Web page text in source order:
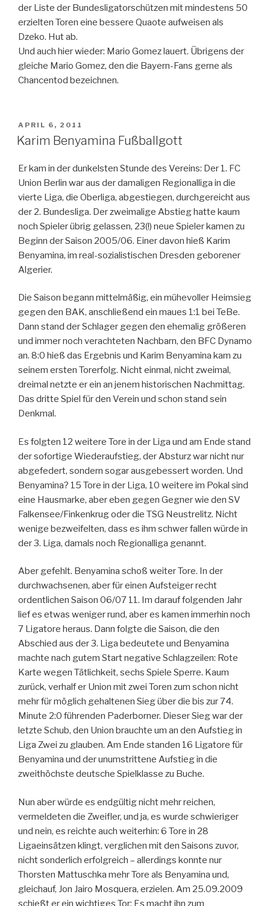
der Liste der Bundesligatorschützen mit mindestens 50
erzielten Toren eine bessere Quaote aufweisen als
Dzeko. Hut ab.
Und auch hier wieder: Mario Gomez lauert. Übrigens der
gleiche Mario Gomez, den die Bayern-Fans gerne als
Chancentod bezeichnen.
VERÖFFENTLICHT
AM
APRIL 6, 2011
Karim Benyamina Fußballgott
Er kam in der dunkelsten Stunde des Vereins: Der 1. FC
Union Berlin war aus der damaligen Regionalliga in die
vierte Liga, die Oberliga, abgestiegen, durchgereicht aus
der 2. Bundesliga. Der zweimalige Abstieg hatte kaum
noch Spieler übrig gelassen, 23(!) neue Spieler kamen zu
Beginn der Saison 2005/06. Einer davon hieß Karim
Benyamina, im real-sozialistischen Dresden geborener
Algerier.
Die Saison begann mittelmäßig, ein mühevoller Heimsieg
gegen den BAK, anschließend ein maues 1:1 bei TeBe.
Dann stand der Schlager gegen den ehemalig größeren
und immer noch verachteten Nachbarn, den BFC Dynamo
an. 8:0 hieß das Ergebnis und Karim Benyamina kam zu
seinem ersten Torerfolg. Nicht einmal, nicht zweimal,
dreimal netzte er ein an jenem historischen Nachmittag.
Das dritte Spiel für den Verein und schon stand sein
Denkmal.
Es folgten 12 weitere Tore in der Liga und am Ende stand
der sofortige Wiederaufstieg, der Absturz war nicht nur
abgefedert, sondern sogar ausgebessert worden. Und
Benyamina? 15 Tore in der Liga, 10 weitere im Pokal sind
eine Hausmarke, aber eben gegen Gegner wie den SV
Falkensee/Finkenkrug oder die TSG Neustrelitz. Nicht
wenige bezweifelten, dass es ihm schwer fallen würde in
der 3. Liga, damals noch Regionalliga genannt.
Aber gefehlt. Benyamina schoß weiter Tore. In der
durchwachsenen, aber für einen Aufsteiger recht
ordentlichen Saison 06/07 11. Im darauf folgenden Jahr
lief es etwas weniger rund, aber es kamen immerhin noch
7 Ligatore heraus. Dann folgte die Saison, die den
Abschied aus der 3. Liga bedeutete und Benyamina
machte nach gutem Start negative Schlagzeilen: Rote
Karte wegen Tätlichkeit, sechs Spiele Sperre. Kaum
zurück, verhalf er Union mit zwei Toren zum schon nicht
mehr für möglich gehaltenen Sieg über die bis zur 74.
Minute 2:0 führenden Paderborner. Dieser Sieg war der
letzte Schub, den Union brauchte um an den Aufstieg in
Liga Zwei zu glauben. Am Ende standen 16 Ligatore für
Benyamina und der unumstrittene Aufstieg in die
zweithöchste deutsche Spielklasse zu Buche.
Nun aber würde es endgültig nicht mehr reichen,
vermeldeten die Zweifler, und ja, es wurde schwieriger
und nein, es reichte auch weiterhin: 6 Tore in 28
Ligaeinsätzen klingt, verglichen mit den Saisons zuvor,
nicht sonderlich erfolgreich – allerdings konnte nur
Thorsten Mattuschka mehr Tore als Benyamina und,
gleichauf, Jon Jairo Mosquera, erzielen. Am 25.09.2009
schießt er ein wichtiges Tor: Es macht ihn zum